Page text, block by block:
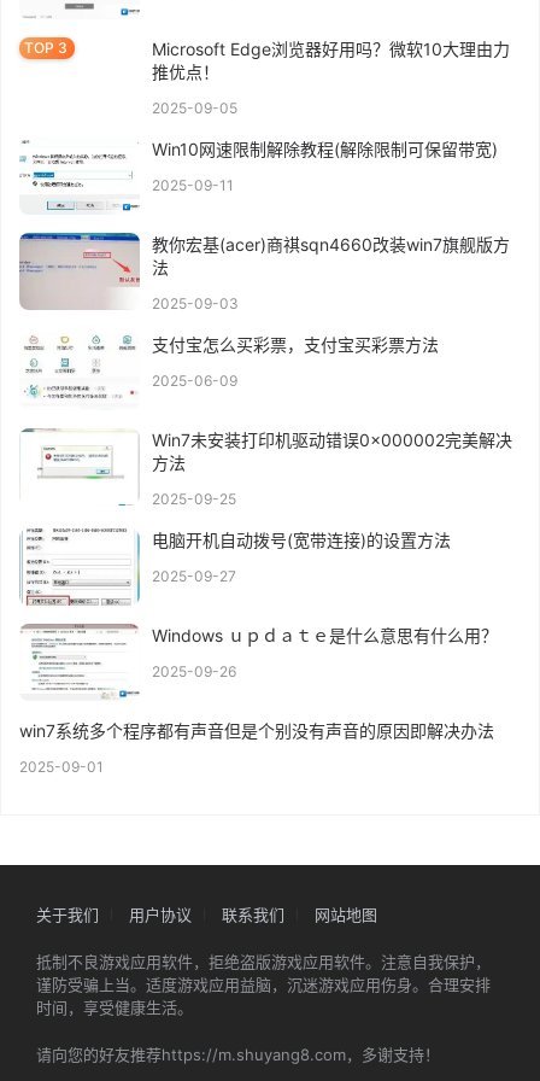
Microsoft Edge浏览器好用吗？微软10大理由力
推优点！
2025-09-05
Win10网速限制解除教程(解除限制可保留带宽)
2025-09-11
教你宏基(acer)商祺sqn4660改装win7旗舰版方
法
2025-09-03
支付宝怎么买彩票，支付宝买彩票方法
2025-06-09
Win7未安装打印机驱动错误0x000002完美解决
方法
2025-09-25
电脑开机自动拨号(宽带连接)的设置方法
2025-09-27
Windows ｕｐｄａｔｅ是什么意思有什么用？
2025-09-26
win7系统多个程序都有声音但是个别没有声音的原因即解决办法
2025-09-01
关于我们 用户协议 联系我们 网站地图
抵制不良游戏应用软件，拒绝盗版游戏应用软件。注意自我保护，
谨防受骗上当。适度游戏应用益脑，沉迷游戏应用伤身。合理安排
时间，享受健康生活。
请向您的好友推荐https://m.shuyang8.com，多谢支持！